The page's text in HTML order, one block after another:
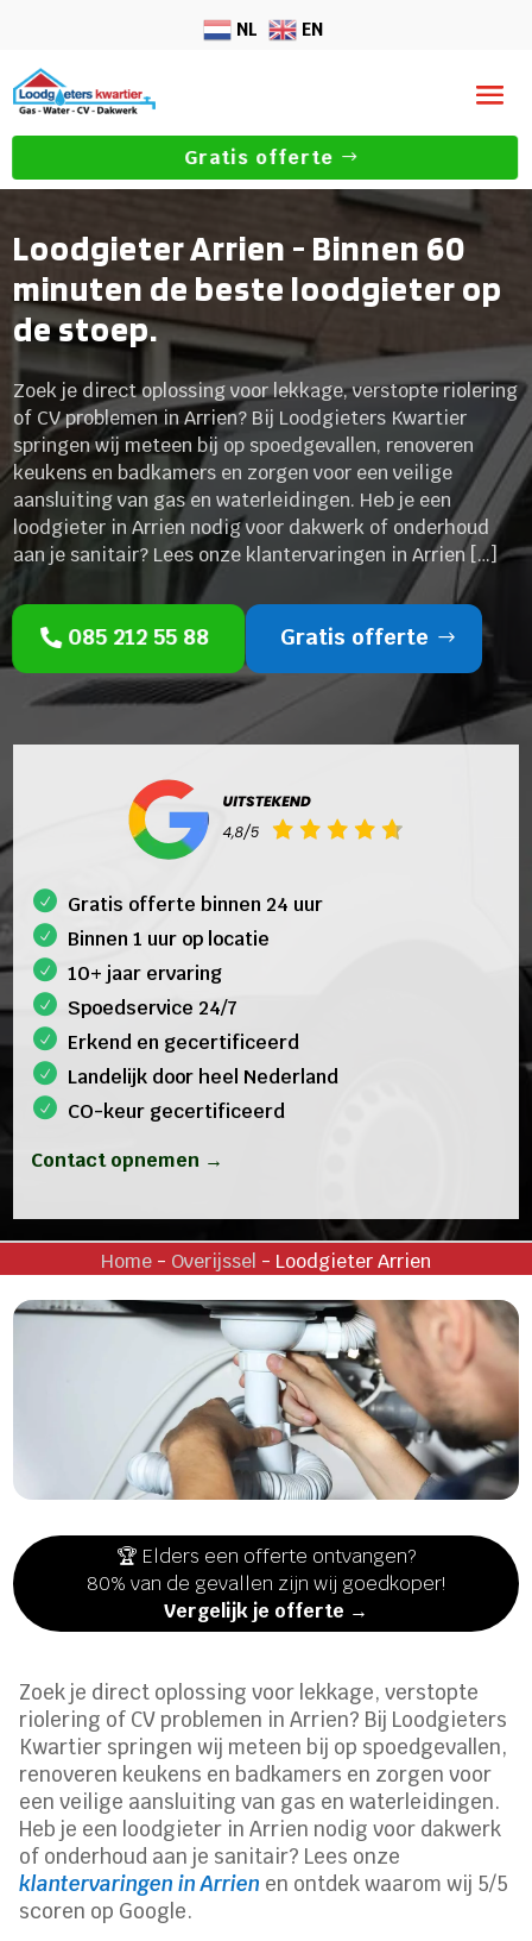
NL EN
Gratis offerte
Loodgieter Arrien - Binnen 60
minuten de beste loodgieter op
de stoep.
Zoek je direct oplossing voor lekkage, verstopte riolering
of CV problemen in Arrien? Bij Loodgieters Kwartier
springen wij meteen bij op spoedgevallen, renoveren
keukens en badkamers en zorgen voor een veilige
aansluiting van gas en waterleidingen. Heb je een
loodgieter in Arrien nodig voor dakwerk of onderhoud
aan je sanitair? Lees onze klantervaringen in Arrien […]
085 212 55 88 Gratis offerte
Gratis offerte binnen 24 uur
Binnen 1 uur op locatie
10+ jaar ervaring
Spoedservice 24/7
Erkend en gecertificeerd
Landelijk door heel Nederland
CO-keur gecertificeerd
Contact opnemen →
Home- Overijssel - Loodgieter Arrien
🏆 Elders een offerte ontvangen?
80% van de gevallen zijn wij goedkoper!
Vergelijk je offerte →
Zoek je direct oplossing voor lekkage, verstopte
riolering of CV problemen in Arrien? Bij Loodgieters
Kwartier springen wij meteen bij op spoedgevallen,
renoveren keukens en badkamers en zorgen voor
een veilige aansluiting van gas en waterleidingen.
Heb je een loodgieter in Arrien nodig voor dakwerk
of onderhoud aan je sanitair? Lees onze
klantervaringen in Arrien en ontdek waarom wij 5/5
scoren op Google.